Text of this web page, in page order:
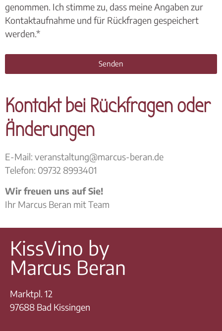
genommen. Ich stimme zu, dass meine Angaben zur
Kontaktaufnahme und für Rückfragen gespeichert
werden.*
Senden
Kontakt bei Rückfragen oder
Änderungen
E-Mail: veranstaltung@marcus-beran.de
Telefon: 09732 8993401
Wir freuen uns auf Sie!
Ihr Marcus Beran mit Team
KissVino by
Marcus Beran
Marktpl. 12
97688 Bad Kissingen